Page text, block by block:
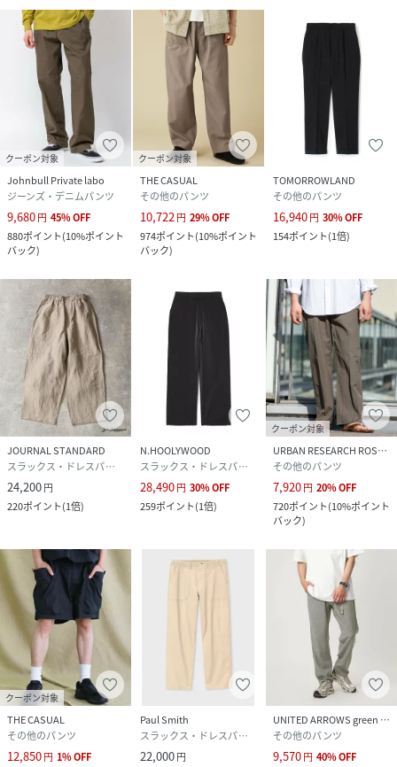
※生産過程におきまして、1cmから2cm程度のサイズ個体差
が生じる場合がございます。
※サイズ表はメーカー採寸数値を記載しております。
性別タイプ
素材 ポリエステル100%
サイズ S、M、L
クリーニング 洗濯機洗い可
品番
NV8067_ver241185
クーポン対象
Johnbull Private labo
ジーンズ・デニムパンツ
9,680円 45%OFF
880ポイント(10%ポイント
バック)
クーポン対象
THE CASUAL
その他のパンツ
10,722円 29%OFF
974ポイント(10%ポイント
バック)
TOMORROWLAND
その他のパンツ
16,940円 30%OFF
154ポイント(1倍)
JOURNAL STANDARD
スラックス・ドレスパンツ
24,200円
220ポイント(1倍)
N.HOOLYWOOD
スラックス・ドレスパンツ
28,490円 30%OFF
259ポイント(1倍)
クーポン対象
URBAN RESEARCH ROSSO
その他のパンツ
7,920円 20%OFF
720ポイント(10%ポイント
バック)
クーポン対象
THE CASUAL
その他のパンツ
12,850円 1%OFF
Paul Smith
スラックス・ドレスパンツ
22,000円
UNITED ARROWS green label relaxing
その他のパンツ
9,570円 40%OFF